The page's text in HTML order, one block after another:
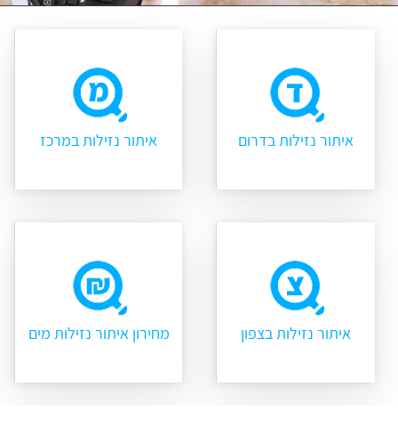
איתור נזילות בדרום איתור נזילות במרכז
איתור נזילות בצפון מחירון איתור נזילות מים